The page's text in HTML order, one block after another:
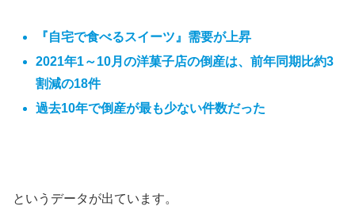
『自宅で食べるスイーツ』需要が上昇
2021年1～10月の洋菓子店の倒産は、前年同期比約3
割減の18件
過去10年で倒産が最も少ない件数だった
というデータが出ています。